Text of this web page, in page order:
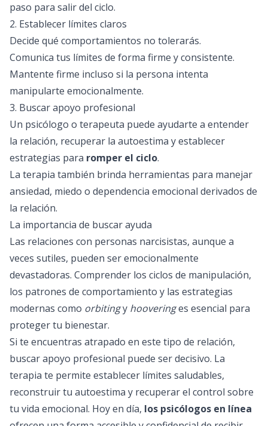
paso para salir del ciclo.
2. Establecer límites claros
Decide qué comportamientos no tolerarás.
Comunica tus límites de forma firme y consistente.
Mantente firme incluso si la persona intenta
manipularte emocionalmente.
3. Buscar apoyo profesional
Un psicólogo o terapeuta puede ayudarte a entender
la relación, recuperar la autoestima y establecer
estrategias para romper el ciclo.
La terapia también brinda herramientas para manejar
ansiedad, miedo o dependencia emocional derivados de
la relación.
La importancia de buscar ayuda
Las relaciones con personas narcisistas, aunque a
veces sutiles, pueden ser emocionalmente
devastadoras. Comprender los ciclos de manipulación,
los patrones de comportamiento y las estrategias
modernas como orbitingy hooveringes esencial para
proteger tu bienestar.
Si te encuentras atrapado en este tipo de relación,
buscar apoyo profesional puede ser decisivo. La
terapia te permite establecer límites saludables,
reconstruir tu autoestima y recuperar el control sobre
tu vida emocional. Hoy en día, los psicólogos en línea